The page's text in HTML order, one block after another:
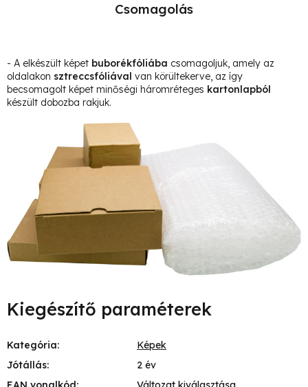
Csomagolás
- A elkészült képet buborékfóliába csomagoljuk, amely az
oldalakon sztreccsfóliával van körültekerve, az így
becsomagolt képet minőségi háromréteges kartonlapból
készült dobozba rakjuk.
Kiegészítő paraméterek
Kategória:
Képek
Jótállás:
2 év